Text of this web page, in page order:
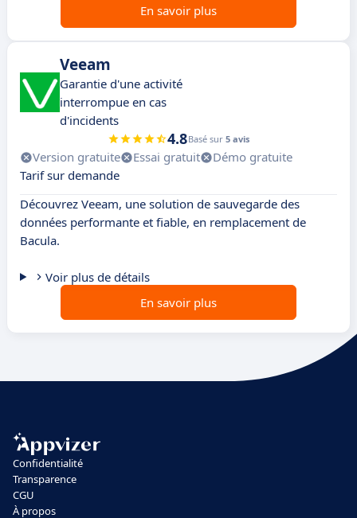
En savoir plus
Veeam
Garantie d'une activité
interrompue en cas
d'incidents
4.8Basé sur 5 avis
Version gratuite Essai gratuit
Démo gratuite
Tarif sur demande
Découvrez Veeam, une solution de sauvegarde des
données performante et fiable, en remplacement de
Bacula.
Voir plus de détails
En savoir plus
Confidentialité
Transparence
CGU
À propos